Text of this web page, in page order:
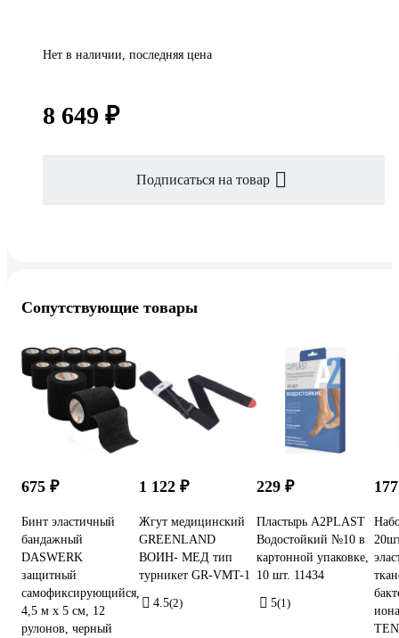
Нет в наличии, последняя цена
8 649 ₽
Подписаться на товар
Сопутствующие товары
675 ₽
Бинт эластичный
бандажный
DASWERK
защитный
самофиксирующийся,
4,5 м х 5 см, 12
рулонов, черный
1 122 ₽
Жгут медицинский
GREENLAND
ВОИН- МЕД тип
турникет GR-VMT-1
4.5(2)
229 ₽
Пластырь A2PLAST
Водостойкий №10 в
картонной упаковке,
10 шт. 11434
5(1)